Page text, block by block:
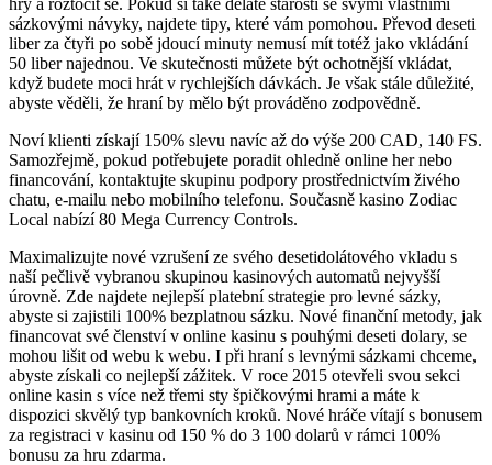
sázkovými návyky, najdete tipy, které vám pomohou. Převod deseti
liber za čtyři po sobě jdoucí minuty nemusí mít totéž jako vkládání
50 liber najednou. Ve skutečnosti můžete být ochotnější vkládat,
když budete moci hrát v rychlejších dávkách. Je však stále důležité,
abyste věděli, že hraní by mělo být prováděno zodpovědně.
Noví klienti získají 150% slevu navíc až do výše 200 CAD, 140 FS.
Samozřejmě, pokud potřebujete poradit ohledně online her nebo
financování, kontaktujte skupinu podpory prostřednictvím živého
chatu, e-mailu nebo mobilního telefonu. Současně kasino Zodiac
Local nabízí 80 Mega Currency Controls.
Maximalizujte nové vzrušení ze svého desetidolátového vkladu s
naší pečlivě vybranou skupinou kasinových automatů nejvyšší
úrovně. Zde najdete nejlepší platební strategie pro levné sázky,
abyste si zajistili 100% bezplatnou sázku. Nové finanční metody, jak
financovat své členství v online kasinu s pouhými deseti dolary, se
mohou lišit od webu k webu. I při hraní s levnými sázkami chceme,
abyste získali co nejlepší zážitek. V roce 2015 otevřeli svou sekci
online kasin s více než třemi sty špičkovými hrami a máte k
dispozici skvělý typ bankovních kroků. Nové hráče vítají s bonusem
za registraci v kasinu od 150 % do 3 100 dolarů v rámci 100%
bonusu za hru zdarma.